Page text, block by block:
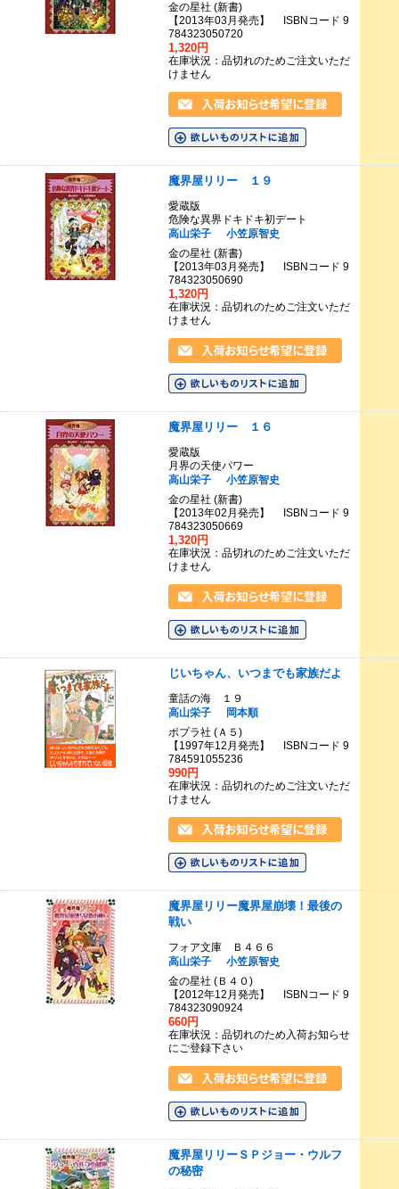
金の星社 (新書)
【2013年03月発売】 ISBNコード 9
784323050720
1,320円
在庫状況：品切れのためご注文いただ
けません
魔界屋リリー １９
愛蔵版
危険な異界ドキドキ初デート
高山栄子
小笠原智史
金の星社 (新書)
【2013年03月発売】 ISBNコード 9
784323050690
1,320円
在庫状況：品切れのためご注文いただ
けません
魔界屋リリー １６
愛蔵版
月界の天使パワー
高山栄子
小笠原智史
金の星社 (新書)
【2013年02月発売】 ISBNコード 9
784323050669
1,320円
在庫状況：品切れのためご注文いただ
けません
じいちゃん、いつまでも家族だよ
童話の海 １９
高山栄子
岡本順
ポプラ社 (Ａ５)
【1997年12月発売】 ISBNコード 9
784591055236
990円
在庫状況：品切れのためご注文いただ
けません
魔界屋リリー魔界屋崩壊！最後の
戦い
フォア文庫 Ｂ４６６
高山栄子
小笠原智史
金の星社 (Ｂ４０)
【2012年12月発売】 ISBNコード 9
784323090924
660円
在庫状況：品切れのため入荷お知らせ
にご登録下さい
魔界屋リリーＳＰジョー・ウルフ
の秘密